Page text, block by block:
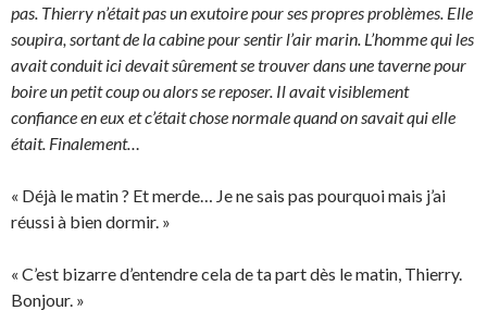
pas. Thierry n’était pas un exutoire pour ses propres problèmes. Elle
soupira, sortant de la cabine pour sentir l’air marin. L’homme qui les
avait conduit ici devait sûrement se trouver dans une taverne pour
boire un petit coup ou alors se reposer. Il avait visiblement
confiance en eux et c’était chose normale quand on savait qui elle
était. Finalement…
« Déjà le matin ? Et merde… Je ne sais pas pourquoi mais j’ai
réussi à bien dormir. »
« C’est bizarre d’entendre cela de ta part dès le matin, Thierry.
Bonjour. »